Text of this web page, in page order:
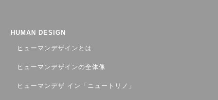
HUMAN DESIGN
ヒューマンデザインとは
ヒューマンデザインの全体像
ヒューマンデザ イン「ニュートリノ」